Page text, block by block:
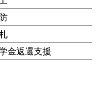
金返還支援